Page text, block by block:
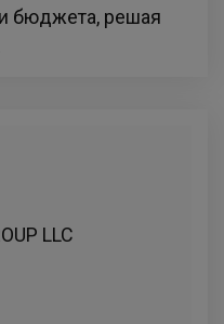
бюджета, решая